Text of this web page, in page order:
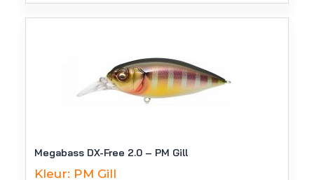
Megabass DX-Free 2.0 – PM Gill
Kleur: PM Gill